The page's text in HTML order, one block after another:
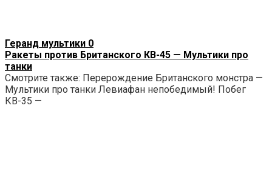
Геранд мультики 0
Ракеты против Британского КВ-45 — Мультики про
танки
Смотрите также: Перерождение Британского монстра —
Мультики про танки Левиафан непобедимый! Побег
КВ-35 —